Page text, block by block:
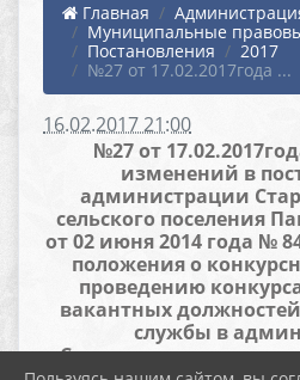
Главная
Муниципальные
Постановления
2017
№27 от 17.02.2017года ...
16.02.2017 21:00
№27 от
изменений в
администрации
сельского поселения
от 02 июня 2014 года №
положения о
проведению
вакантных
службы в
Старолеушковского